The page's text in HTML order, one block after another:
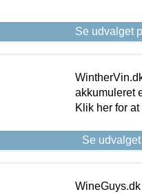
Se udvalget
akkumuleret
Klik her for
Se